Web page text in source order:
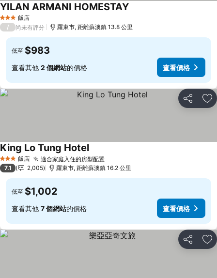
3 星級 飯店
YILAN ARMANI HOMESTAY
/ 尚未有評分 羅東市, 距離蘇澳鎮 13.8 公里
低至 $983
查看其他 2 個網站的價格 查看價格
分享 加
3 星級 飯店 適合家庭入住的房型配置查看價格
King Lo Tung Hotel查看價格
7.1 2,005 羅東市, 距離蘇澳鎮 16.2 公里
低至 $1,002
查看其他 7 個網站的價格 查看價格
分享 加